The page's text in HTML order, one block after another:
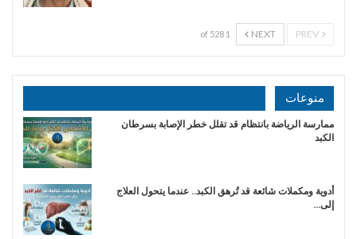
NEXT
1 of 528
منوعات
ممارسة الرياضة بانتظام قد تقلل خطر الإصابة بسرطان
الكبد
أدوية ومكملات شائعة قد تُرهق الكبد.. عندما يتحول العلاج
إلى…